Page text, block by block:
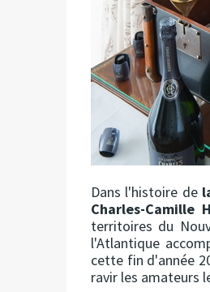
Dans l'histoire de
Charles-Camille
territoires du
l'Atlantique
cette fin d'année
ravir les amateurs